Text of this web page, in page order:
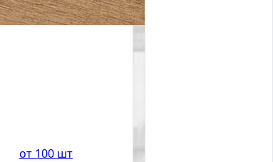
от 100 шт